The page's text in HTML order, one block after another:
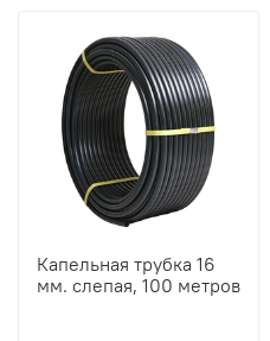
Капельная трубка 16
мм. слепая, 100 метров